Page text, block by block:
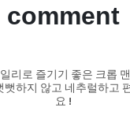
comment
리로 즐기기 좋은 크롭
하지 않고 네추럴하고
요 !